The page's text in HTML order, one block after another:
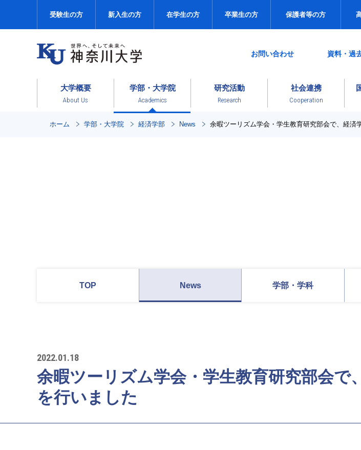
受験生の方 新入生の方 在学生の方 卒業生の方 保護者等の方
お問い合わせ 資料・過
大学概要
About Us
学部・大学院
Academics
研究活動
Research
社会連携
Cooperation
ホーム 学部・大学院 経済学部 News 余暇ツーリズム学会・学生教育研究部会で、経済
TOP News 学部・学科
2022.01.18
余暇ツーリズム学会・学生教育研究部会
を行いました